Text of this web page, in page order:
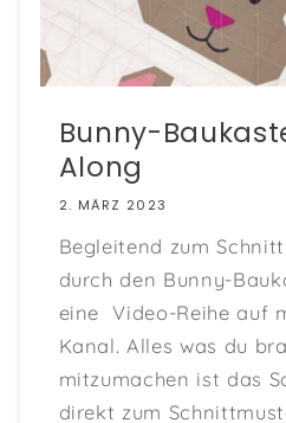
Bunny-
Along
2. MÄRZ 2023
Begleitend zum
durch den Bunny-
eine Video-Reihe auf
Kanal. Alles was du
mitzumachen ist das
direkt zum